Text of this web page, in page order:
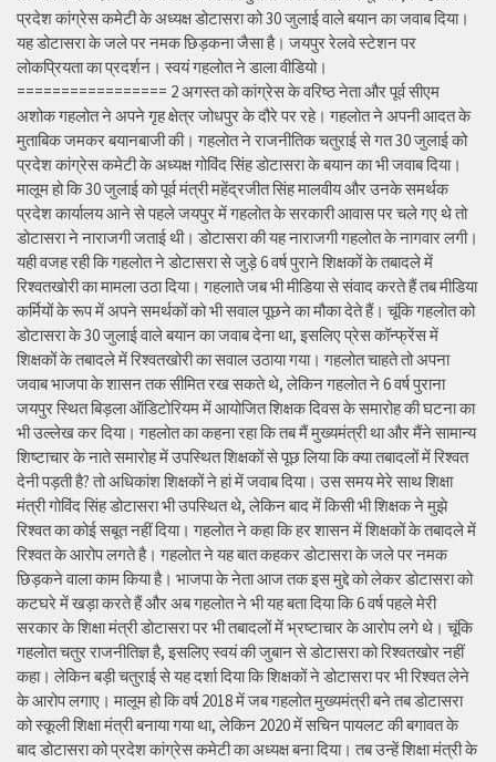
प्रदेश कांग्रेस कमेटी के अध्यक्ष डोटासरा को 30 जुलाई वाले बयान का जवाब दिया।
यह डोटासरा के जले पर नमक छिड़कना जैसा है। जयपुर रेलवे स्टेशन पर
लोकप्रियता का प्रदर्शन। स्वयं गहलोत ने डाला वीडियो।
================= 2 अगस्त को कांग्रेस के वरिष्ठ नेता और पूर्व सीएम
अशोक गहलोत ने अपने गृह क्षेत्र जोधपुर के दौरे पर रहे। गहलोत ने अपनी आदत के
मुताबिक जमकर बयानबाजी की। गहलोत ने राजनीतिक चतुराई से गत 30 जुलाई को
प्रदेश कांग्रेस कमेटी के अध्यक्ष गोविंद सिंह डोटासरा के बयान का भी जवाब दिया।
मालूम हो कि 30 जुलाई को पूर्व मंत्री महेंद्रजीत सिंह मालवीय और उनके समर्थक
प्रदेश कार्यालय आने से पहले जयपुर में गहलोत के सरकारी आवास पर चले गए थे तो
डोटासरा ने नाराजगी जताई थी। डोटासरा की यह नाराजगी गहलोत के नागवार लगी।
यही वजह रही कि गहलोत ने डोटासरा से जुड़े 6 वर्ष पुराने शिक्षकों के तबादले में
रिश्वतखोरी का मामला उठा दिया। गहलाते जब भी मीडिया से संवाद करते हैं तब मीडिया
कर्मियों के रूप में अपने समर्थकों को भी सवाल पूछने का मौका देते हैं। चूंकि गहलोत को
डोटासरा के 30 जुलाई वाले बयान का जवाब देना था, इसलिए प्रेस कॉन्फ्रेंस में
शिक्षकों के तबादले में रिश्वतखोरी का सवाल उठाया गया। गहलोत चाहते तो अपना
जवाब भाजपा के शासन तक सीमित रख सकते थे, लेकिन गहलोत ने 6 वर्ष पुराना
जयपुर स्थित बिड़ला ऑडिटोरियम में आयोजित शिक्षक दिवस के समारोह की घटना का
भी उल्लेख कर दिया। गहलोत का कहना रहा कि तब मैं मुख्यमंत्री था और मैंने सामान्य
शिष्टाचार के नाते समारोह में उपस्थित शिक्षकों से पूछ लिया कि क्या तबादलों में रिश्वत
देनी पड़ती है? तो अधिकांश शिक्षकों ने हां में जवाब दिया। उस समय मेरे साथ शिक्षा
मंत्री गोविंद सिंह डोटासरा भी उपस्थित थे, लेकिन बाद में किसी भी शिक्षक ने मुझे
रिश्वत का कोई सबूत नहीं दिया। गहलोत ने कहा कि हर शासन में शिक्षकों के तबादले में
रिश्वत के आरोप लगते है। गहलोत ने यह बात कहकर डोटासरा के जले पर नमक
छिड़कने वाला काम किया है। भाजपा के नेता आज तक इस मुद्दे को लेकर डोटासरा को
कटघरे में खड़ा करते हैं और अब गहलोत ने भी यह बता दिया कि 6 वर्ष पहले मेरी
सरकार के शिक्षा मंत्री डोटासरा पर भी तबादलों में भ्रष्टाचार के आरोप लगे थे। चूंकि
गहलोत चतुर राजनीतिज्ञ है, इसलिए स्वयं की जुबान से डोटासरा को रिश्वतखोर नहीं
कहा। लेकिन बड़ी चतुराई से यह दर्शा दिया कि शिक्षकों ने डोटासरा पर भी रिश्वत लेने
के आरोप लगाए। मालूम हो कि वर्ष 2018 में जब गहलोत मुख्यमंत्री बने तब डोटासरा
को स्कूली शिक्षा मंत्री बनाया गया था, लेकिन 2020 में सचिन पायलट की बगावत के
बाद डोटासरा को प्रदेश कांग्रेस कमेटी का अध्यक्ष बना दिया। तब उन्हें शिक्षा मंत्री के